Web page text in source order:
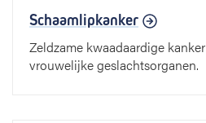
Schaamlipkanker
Zeldzame kwaadaardige
vrouwelijke geslachtsorganen.